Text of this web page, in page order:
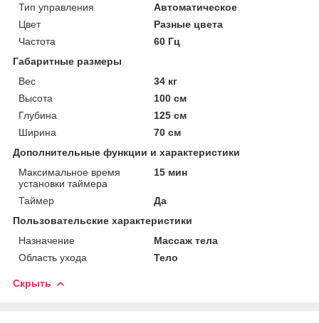
Тип управления
Автоматическое
Цвет
Разные цвета
Частота
60 Гц
Габаритные размеры
Вес
34 кг
Высота
100 см
Глубина
125 см
Ширина
70 см
Дополнительные функции и характеристики
Максимальное время
установки таймера
15 мин
Таймер
Да
Пользовательские характеристики
Назначение
Массаж тела
Область ухода
Тело
Скрыть